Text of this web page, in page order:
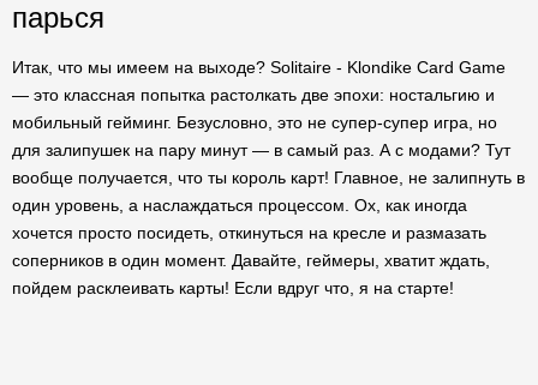
парься
Итак, что мы имеем на выходе? Solitaire - Klondike Card Game
— это классная попытка растолкать две эпохи: ностальгию и
мобильный гейминг. Безусловно, это не супер-супер игра, но
для залипушек на пару минут — в самый раз. А с модами? Тут
вообще получается, что ты король карт! Главное, не залипнуть в
один уровень, а наслаждаться процессом. Ох, как иногда
хочется просто посидеть, откинуться на кресле и размазать
соперников в один момент. Давайте, геймеры, хватит ждать,
пойдем расклеивать карты! Если вдруг что, я на старте!